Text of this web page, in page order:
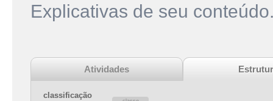
Explicativas de seu
Atividades
classificação